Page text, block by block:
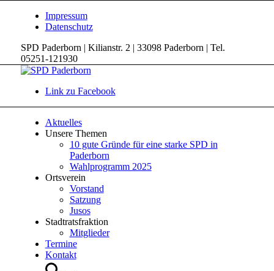
Impressum
Datenschutz
SPD Paderborn | Kilianstr. 2 | 33098 Paderborn | Tel.
05251-121930
Link zu Facebook
Aktuelles
Unsere Themen
10 gute Gründe für eine starke SPD in
Paderborn
Wahlprogramm 2025
Ortsverein
Vorstand
Satzung
Jusos
Stadtratsfraktion
Mitglieder
Termine
Kontakt